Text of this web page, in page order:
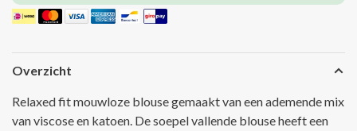
Overzicht
Relaxed fit mouwloze blouse gemaakt van een ademende mix
van viscose en katoen. De soepel vallende blouse heeft een